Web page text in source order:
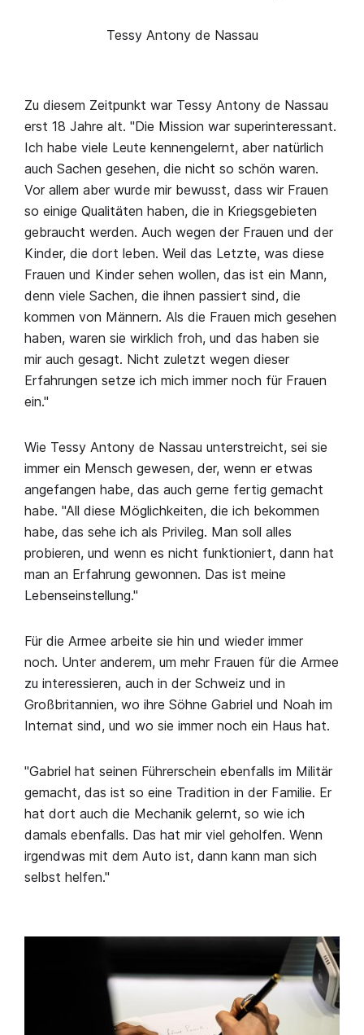
Tessy Antony de Nassau
Zu diesem Zeitpunkt war Tessy Antony de Nassau
erst 18 Jahre alt. "Die Mission war superinteressant.
Ich habe viele Leute kennengelernt, aber natürlich
auch Sachen gesehen, die nicht so schön waren.
Vor allem aber wurde mir bewusst, dass wir Frauen
so einige Qualitäten haben, die in Kriegsgebieten
gebraucht werden. Auch wegen der Frauen und der
Kinder, die dort leben. Weil das Letzte, was diese
Frauen und Kinder sehen wollen, das ist ein Mann,
denn viele Sachen, die ihnen passiert sind, die
kommen von Männern. Als die Frauen mich gesehen
haben, waren sie wirklich froh, und das haben sie
mir auch gesagt. Nicht zuletzt wegen dieser
Erfahrungen setze ich mich immer noch für Frauen
ein."
Wie Tessy Antony de Nassau unterstreicht, sei sie
immer ein Mensch gewesen, der, wenn er etwas
angefangen habe, das auch gerne fertig gemacht
habe. "All diese Möglichkeiten, die ich bekommen
habe, das sehe ich als Privileg. Man soll alles
probieren, und wenn es nicht funktioniert, dann hat
man an Erfahrung gewonnen. Das ist meine
Lebenseinstellung."
Für die Armee arbeite sie hin und wieder immer
noch. Unter anderem, um mehr Frauen für die Armee
zu interessieren, auch in der Schweiz und in
Großbritannien, wo ihre Söhne Gabriel und Noah im
Internat sind, und wo sie immer noch ein Haus hat.
"Gabriel hat seinen Führerschein ebenfalls im Militär
gemacht, das ist so eine Tradition in der Familie. Er
hat dort auch die Mechanik gelernt, so wie ich
damals ebenfalls. Das hat mir viel geholfen. Wenn
irgendwas mit dem Auto ist, dann kann man sich
selbst helfen."